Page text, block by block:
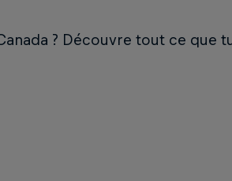
? Découvre tout ce que